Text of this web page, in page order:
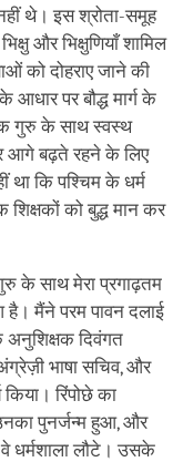
थे। इस श्रोता-समूह
और भिक्षुणियाँ शामिल
को दोहराए जाने की
पर बौद्ध मार्ग के
गुरु के साथ स्वस्थ
आगे बढ़ते रहने के लिए
कि पश्चिम के धर्म
को बुद्ध मान कर
के साथ मेरा प्रगाढ़तम
मैंने परम पावन दलाई
अनुशिक्षक दिवंगत
भाषा सचिव, और
रिंपोछे का
पुनर्जन्म हुआ, और
धर्मशाला लौटे। उसके